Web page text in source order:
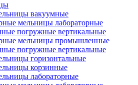
вакуумные
мельницы лабораторные
погружные вертикальные
мельницы промышленные
погружные вертикальные
горизонтальные
корзинные
лабораторные